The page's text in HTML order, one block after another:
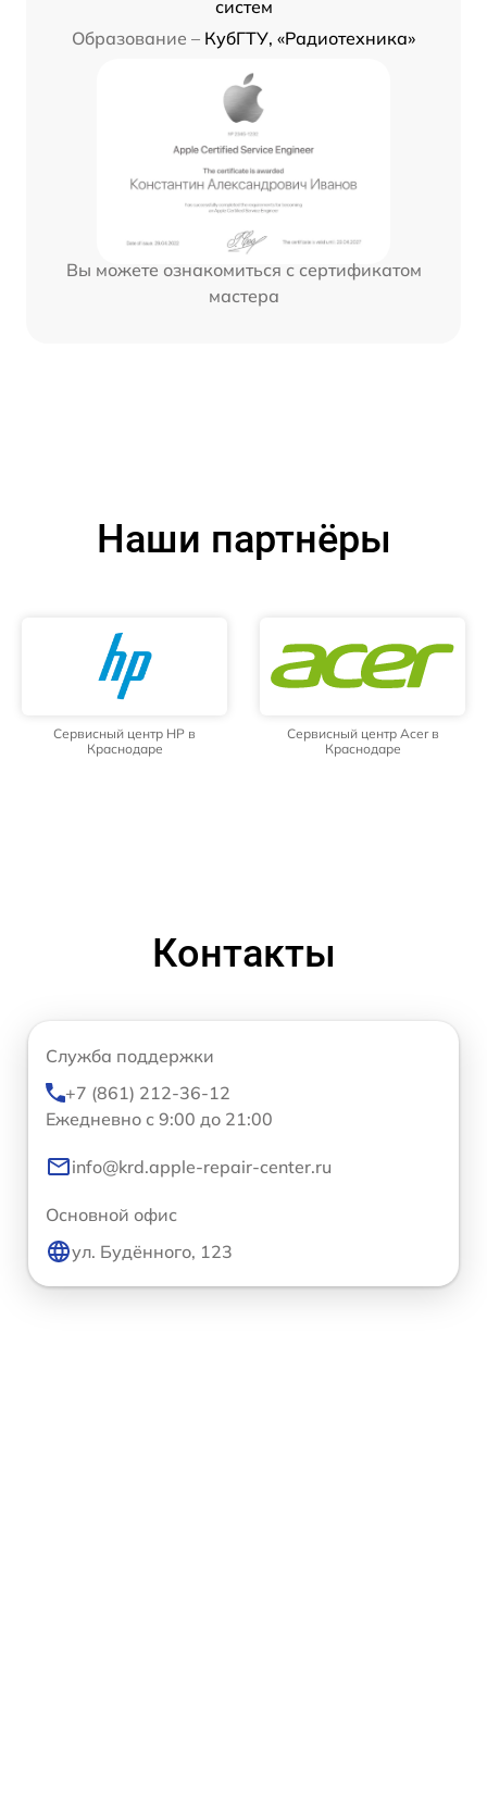
систем
Образование – КубГТУ, «Радиотехника»
Вы можете ознакомиться с сертификатом
мастера
Наши партнёры
Сервисный центр HP в
Краснодаре
Сервисный центр Acer в
Краснодаре
Контакты
Служба поддержки
+7 (861) 212-36-12
Ежедневно с 9:00 до 21:00
info@krd.apple-repair-center.ru
Основной офис
ул. Будённого, 123